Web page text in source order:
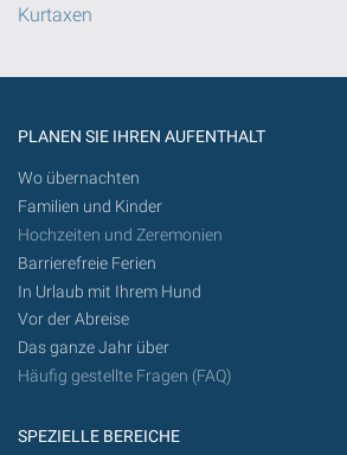
Kurtaxen
PLANEN SIE IHREN AUFENTHALT
Wo übernachten
Familien und Kinder
Hochzeiten und Zeremonien
Barrierefreie Ferien
In Urlaub mit Ihrem Hund
Vor der Abreise
Das ganze Jahr über
Häufig gestellte Fragen (FAQ)
SPEZIELLE BEREICHE